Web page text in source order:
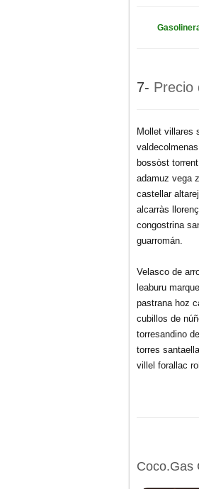
7- Precio
Mollet villares
bossòst
adamuz vega
castellar
alcarràs
congostrina
guarromán.
Velasco de
leaburu
pastrana hoz
cubillos de
torresandino
torres
villel forallac
Coco.Gas